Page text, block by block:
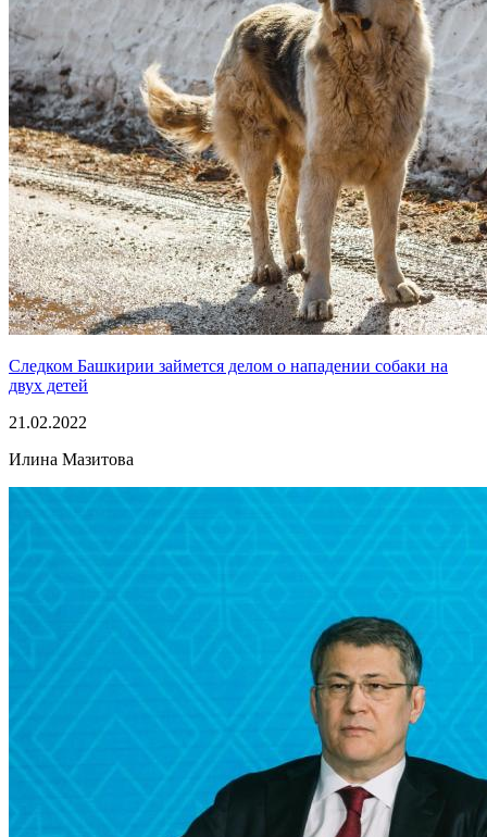
Следком Башкирии займется делом о нападении собаки на
двух детей
21.02.2022
Илина Мазитова